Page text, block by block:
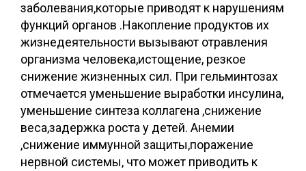
заболевания,которые приводят к нарушениям
функций органов .Накопление продуктов их
жизнедеятельности вызывают отравления
организма человека,истощение, резкое
снижение жизненных сил. При гельминтозах
отмечается уменьшение выработки инсулина,
уменьшение синтеза коллагена ,снижение
веса,задержка роста у детей. Анемии
,снижение иммунной защиты,поражение
нервной системы, что может приводить к